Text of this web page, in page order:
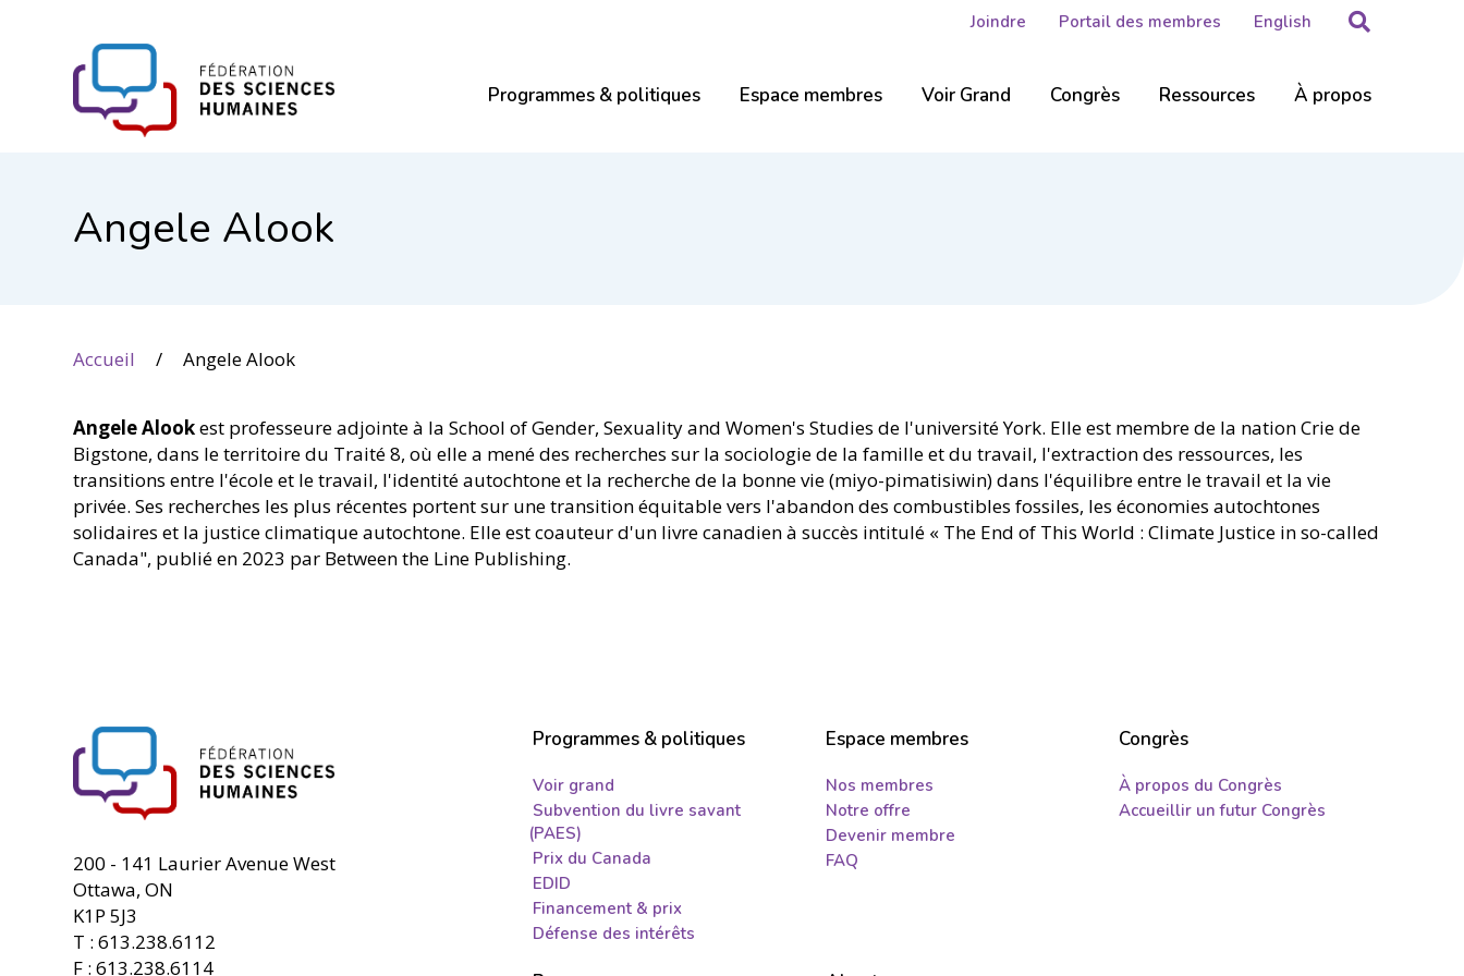
Joindre Portail des membres English Rechercher
Programmes & politiques Espace membres Voir Grand Congrès Ressources À propos
Angele Alook
Accueil Angele Alook
Angele Alookest professeure adjointe à la School of Gender, Sexuality and Women's Studies de l'université York. Elle est membre de la nation Crie de
Bigstone, dans le territoire du Traité 8, où elle a mené des recherches sur la sociologie de la famille et du travail, l'extraction des ressources, les
transitions entre l'école et le travail, l'identité autochtone et la recherche de la bonne vie (miyo-pimatisiwin) dans l'équilibre entre le travail et la vie
privée. Ses recherches les plus récentes portent sur une transition équitable vers l'abandon des combustibles fossiles, les économies autochtones
solidaires et la justice climatique autochtone. Elle est coauteur d'un livre canadien à succès intitulé « The End of This World : Climate Justice in so-called
Canada", publié en 2023 par Between the Line Publishing.
200 - 141 Laurier Avenue West
Ottawa, ON
K1P 5J3
T : 613.238.6112
F : 613.238.6114
Programmes & politiques
Voir grand
Subvention du livre savant
(PAES)
Prix du Canada
EDID
Financement & prix
Défense des intérêts
Espace membres
Nos membres
Notre offre
Devenir membre
FAQ
Congrès
À propos du Congrès
Accueillir un futur Congrès